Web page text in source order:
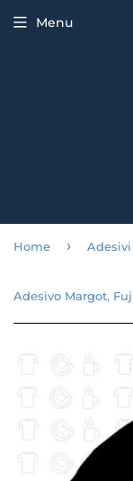
Menu
Home › Adesivi
Adesivo Margot,